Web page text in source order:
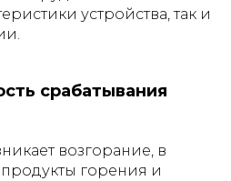
устройства, так и
срабатывания
возгорание, в
продукты горения и